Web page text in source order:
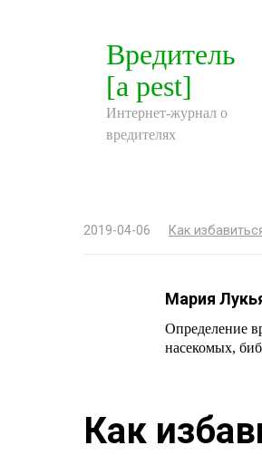
Вредитель
[a pest]
Интернет-журнал о
вредителях
2019-04-06 Как
Мария
Определение
насекомых,
Как